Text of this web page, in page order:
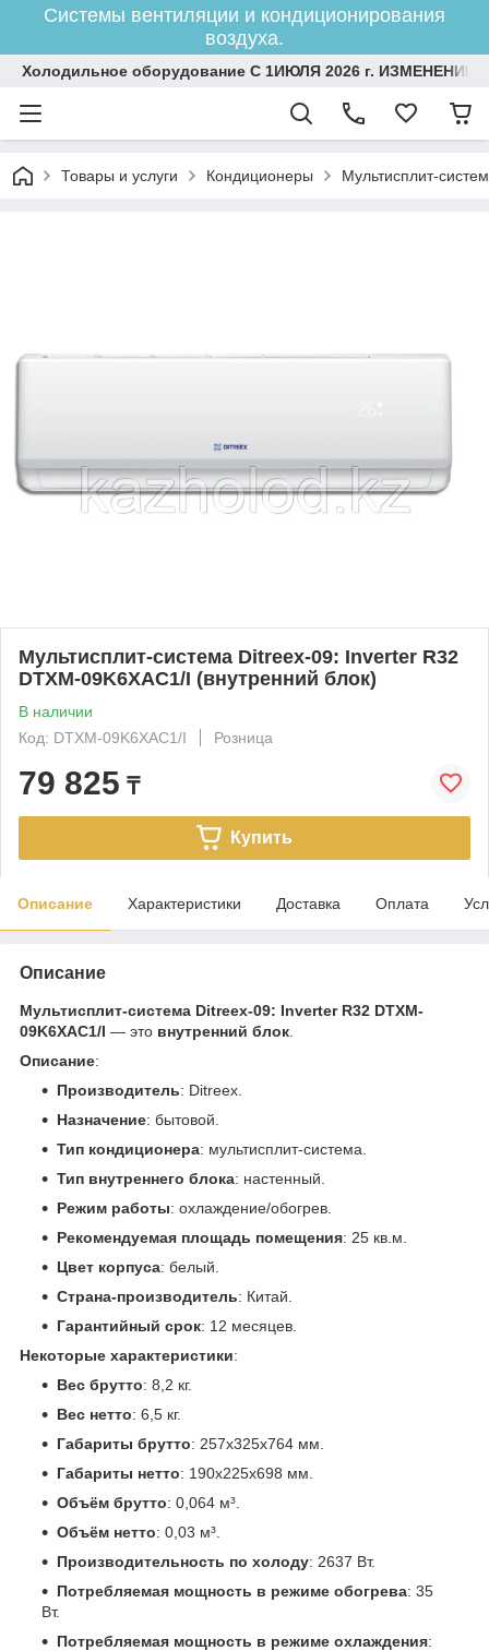
Системы вентиляции и кондиционирования
воздуха.
Холодильное оборудование С 1ИЮЛЯ 2026 г.
Товары и услуги Кондиционеры Мультисплит-
Мультисплит-система Ditreex-09: Inverter R32
DTXM-09K6XAC1/I (внутренний блок)
В наличии
Код: DTXM-09K6XAC1/I
Розница
79 825 ₸
Купить
Описание Характеристики Доставка Оплата
Описание
Мультисплит-система Ditreex-09: Inverter R32 DTXM-
09K6XAC1/I — это внутренний блок
Описание:
Производитель: Ditreex.
Назначение: бытовой.
Тип кондиционера: мультисплит-система.
Тип внутреннего блока: настенный.
Режим работы: охлаждение/обогрев.
Рекомендуемая площадь помещения: 25 кв.м.
Цвет корпуса: белый.
Страна-производитель: Китай.
Гарантийный срок: 12 месяцев.
Некоторые характеристики:
Вес брутто: 8,2 кг.
Вес нетто: 6,5 кг.
Габариты брутто: 257x325x764 мм.
Габариты нетто: 190x225x698 мм.
Объём брутто: 0,064 м³.
Объём нетто: 0,03 м³.
Производительность по холоду: 2637 Вт.
Потребляемая мощность в режиме обогрева: 35
Вт.
Потребляемая мощность в режиме охлаждения: